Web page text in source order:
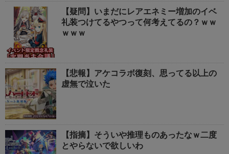
【疑問】いまだにレアエネミー増加のイベ
礼装つけてるやつって何考えてるの？ｗｗ
ｗｗｗ
【悲報】アケコラボ復刻、思ってる以上の
虚無で泣いた
【指摘】そういや推理ものあったなｗ二度
とやらないで欲しいわ